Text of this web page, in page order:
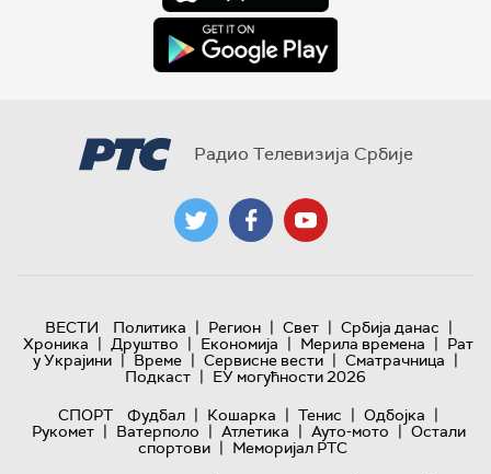
Радио Телевизија Србије
ВЕСТИ Политика | Регион | Свет | Србија данас |
Хроника | Друштво | Економија | Мерила времена | Рат
у Украјини | Време | Сервисне вести | Сматрачница |
Подкаст | ЕУ могућности 2026
СПОРТ
Фудбал | Кошарка | Тенис | Одбојка |
Рукомет | Ватерполо | Атлетика | Ауто-мото | Остали
спортови | Меморијал РТС